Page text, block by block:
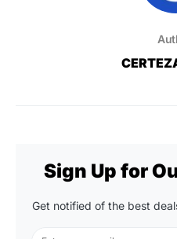
Sign Up for
Get notified of the best